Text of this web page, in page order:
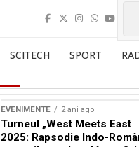
SCITECH SPORT
EVENIMENTE 2 ani ago
Turneul „West Meets East
2025: Rapsodie Indo-